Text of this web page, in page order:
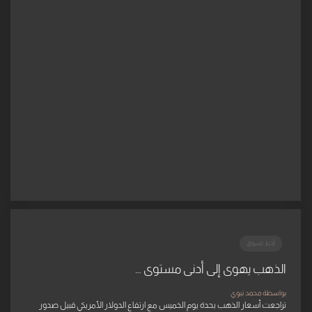
أخبار السوق
الذهب يهوى إلى أدنى مستوى …
بواسطة محمد نبوي
تراجعت أسعار الذهب بحدة يوم الخميس مع ارتفاع الدولار الأمريكي قبيل صدور